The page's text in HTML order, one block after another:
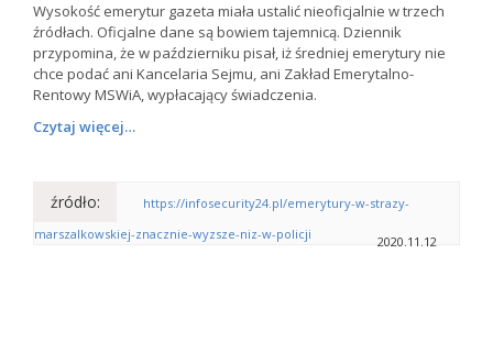
Wysokość emerytur gazeta miała ustalić nieoficjalnie w trzech
źródłach. Oficjalne dane są bowiem tajemnicą. Dziennik
przypomina, że w październiku pisał, iż średniej emerytury nie
chce podać ani Kancelaria Sejmu, ani Zakład Emerytalno-
Rentowy MSWiA, wypłacający świadczenia.
Czytaj więcej…
źródło:
https://infosecurity24.pl/emerytury-w-strazy-
marszalkowskiej-znacznie-wyzsze-niz-w-policji
2020.11.12